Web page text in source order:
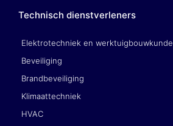
Technisch dienstverleners
Elektrotechniek en werktuigbouwkunde
Beveiliging
Brandbeveiliging
Klimaattechniek
HVAC